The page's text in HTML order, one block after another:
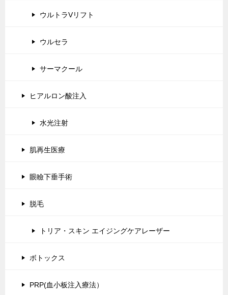
ウルトラVリフト
ウルセラ
サーマクール
ヒアルロン酸注入
水光注射
肌再生医療
眼瞼下垂手術
脱毛
トリア・スキン エイジングケアレーザー
ボトックス
PRP(血小板注入療法）